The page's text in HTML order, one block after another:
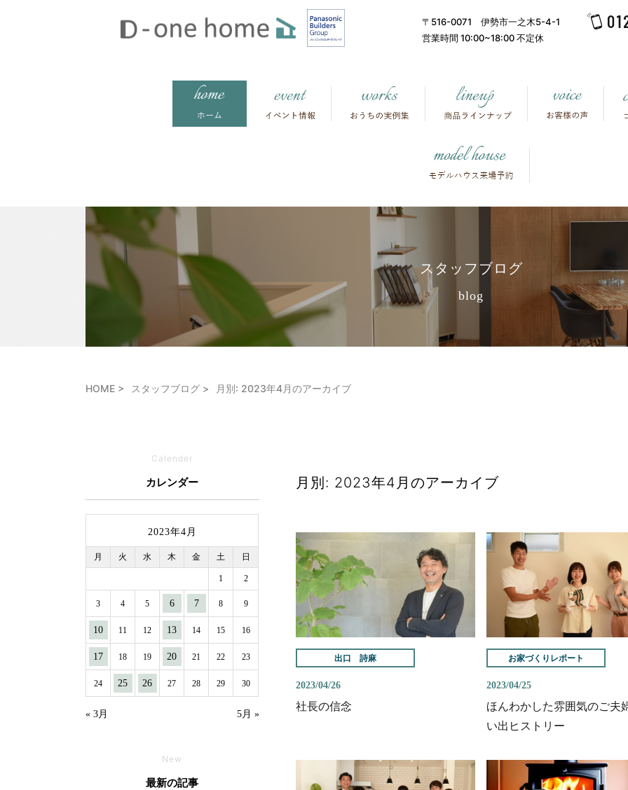
〒516-0071 伊勢市一之木5-4-1
営業時間 10:00~18:00 不定休
スタッフブログ
blog
HOME スタッフブログ 月別: 2023年4月のアーカイブ
月別: 2023年4月のアーカイブ
出口 詩麻
2023/04/26
社長の信念
お家づくりレポート
2023/04/25
ほんわかした雰囲気のご夫
い出ヒストリー
Calender
カレンダー
2023年4月
月 火 水 木 金 土 日
1 2
3 4 5 6 7 8 9
10 11 12 13 14 15 16
17 18 19 20 21 22 23
24 25 26 27 28 29 30
« 3月 5月 »
New
最新の記事